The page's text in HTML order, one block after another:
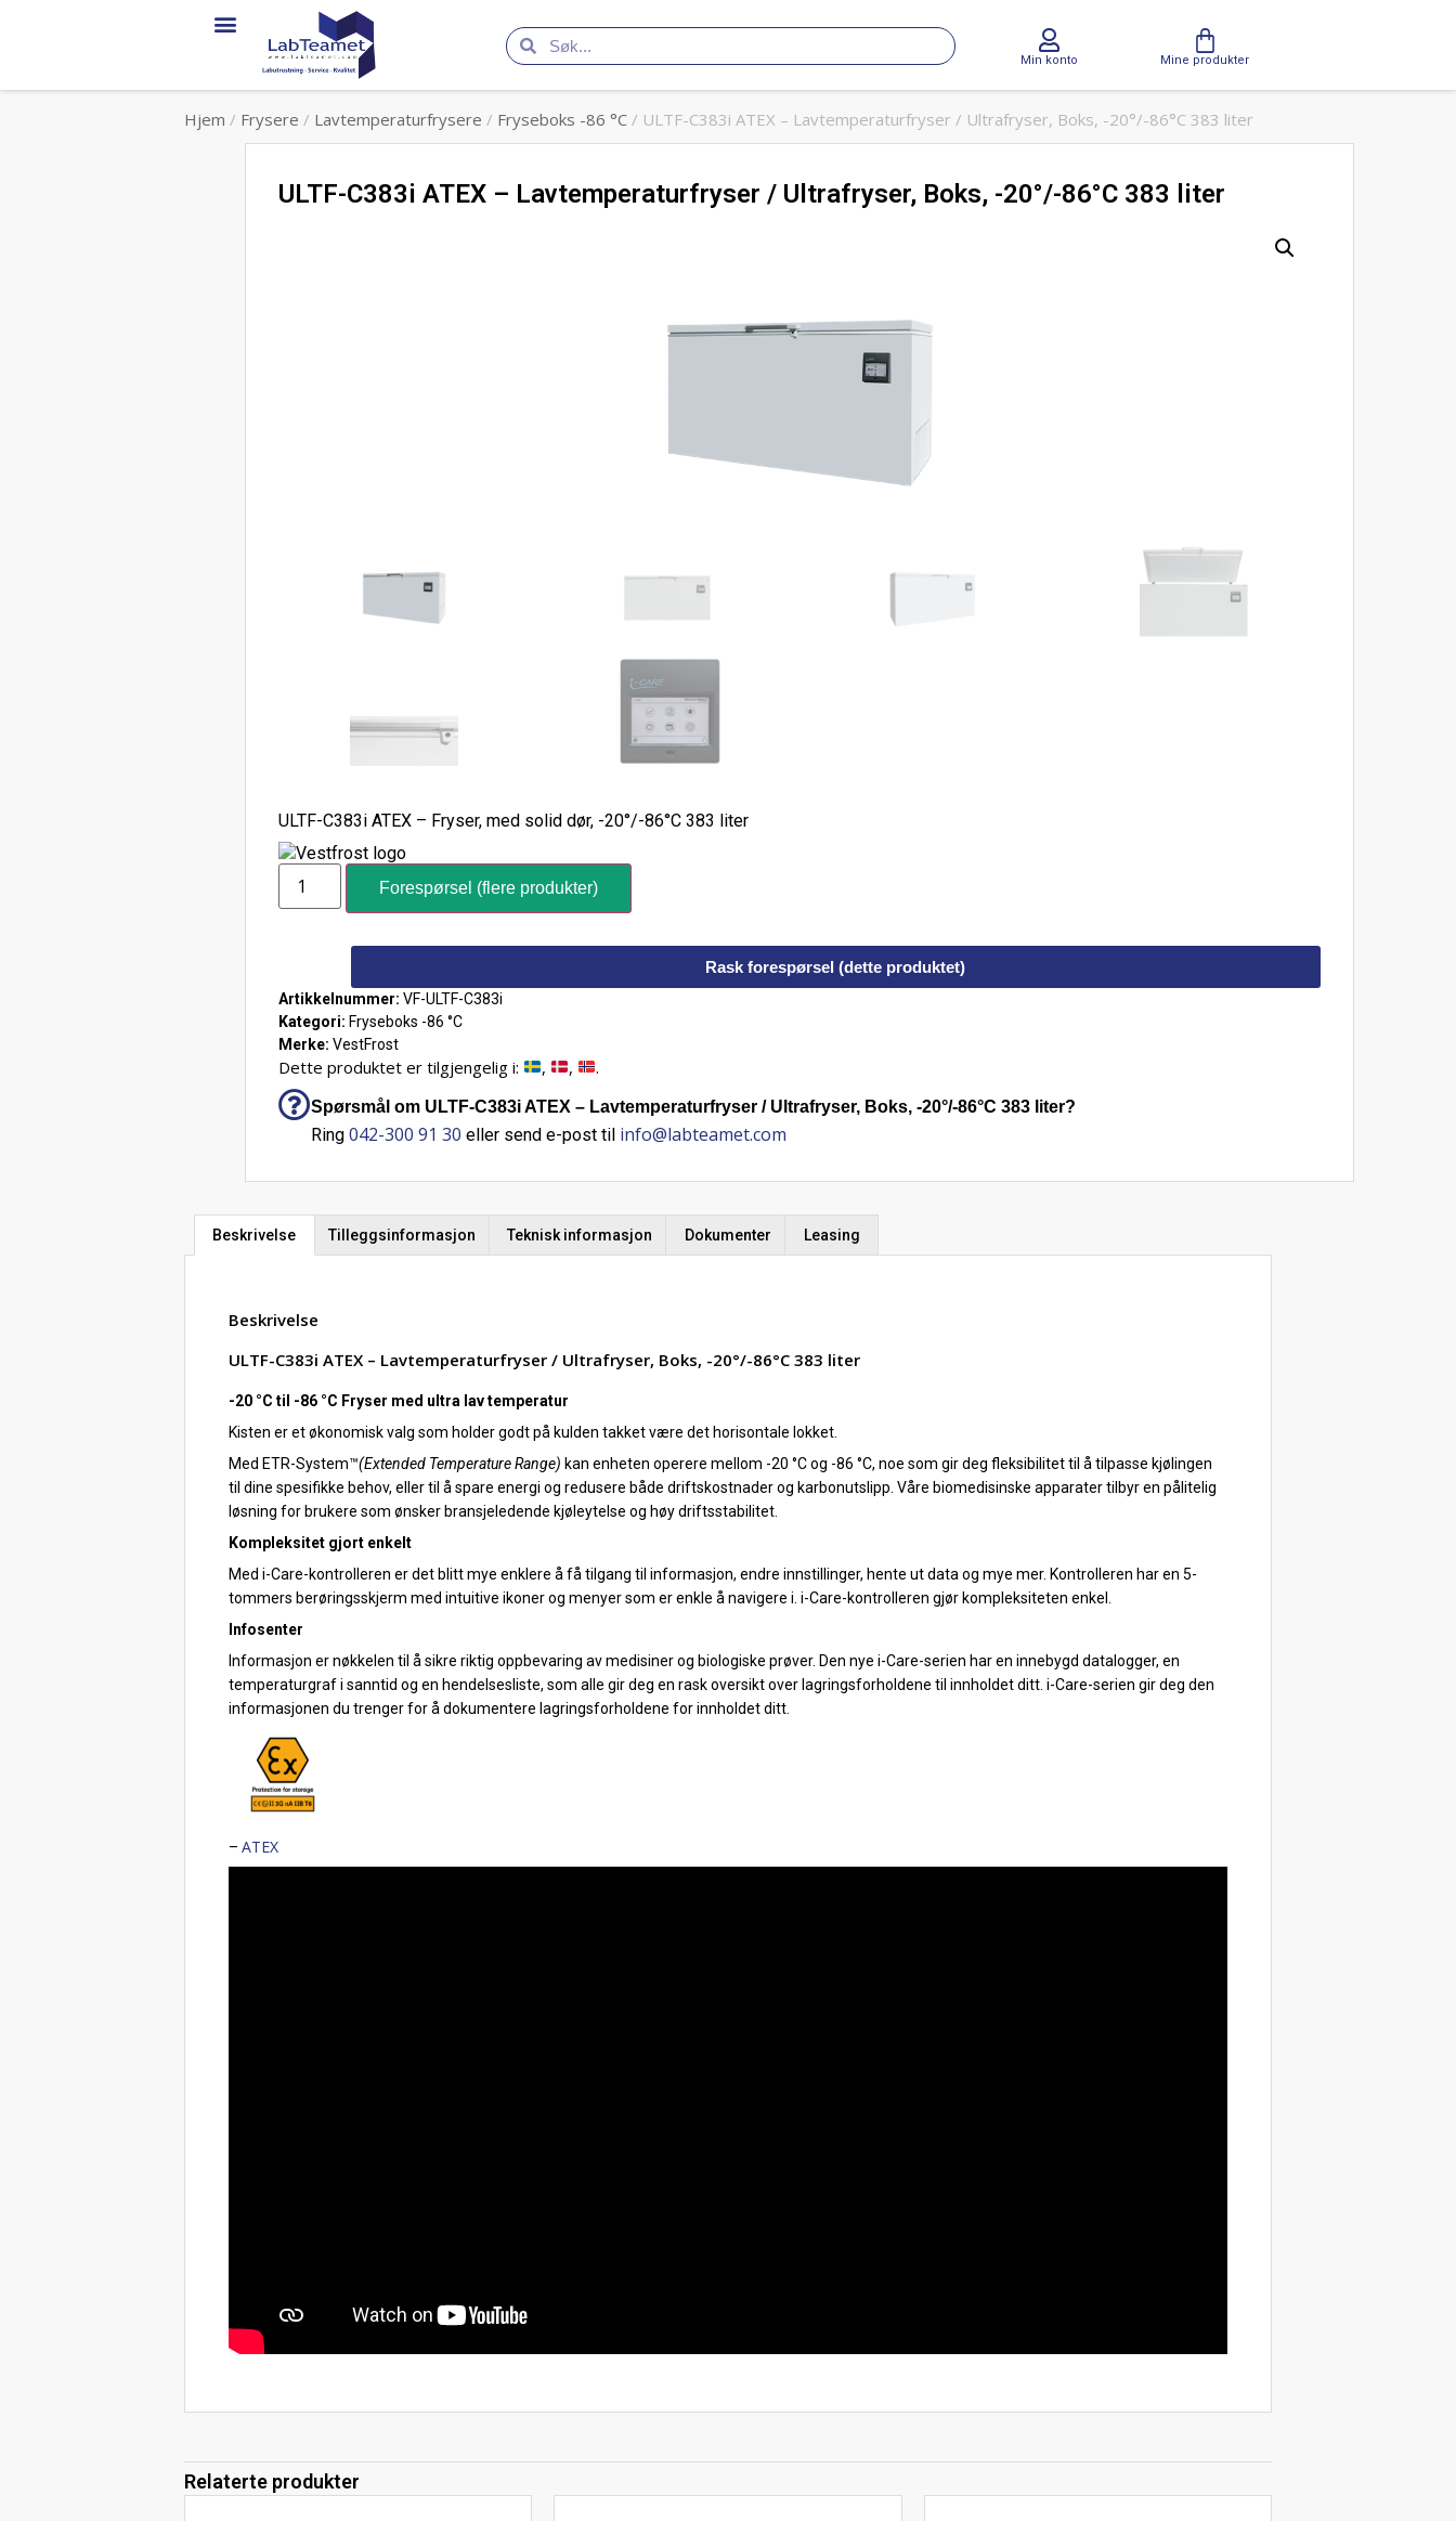
Min konto Mine produkter
Hjem / Frysere / Lavtemperaturfrysere / Fryseboks -86 °C / ULTF-C383i ATEX – Lavtemperaturfryser / Ultrafryser, Boks, -20°/-86°C 383 liter
ULTF-C383i ATEX – Lavtemperaturfryser / Ultrafryser, Boks, -20°/-86°C 383 liter
ULTF-C383i ATEX – Fryser, med solid dør, -20°/-86°C 383 liter
Forespørsel (flere produkter)
Rask forespørsel (dette produktet)
Artikkelnummer: VF-ULTF-C383i
Kategori: Fryseboks -86 °C
Merke: VestFrost
Dette produktet er tilgjengelig i: , , .
Spørsmål om ULTF-C383i ATEX – Lavtemperaturfryser / Ultrafryser, Boks, -20°/-86°C 383 liter?
Ring 042-300 91 30 eller send e-post til info@labteamet.com
Beskrivelse Tilleggsinformasjon Teknisk informasjon Dokumenter Leasing
Beskrivelse
ULTF-C383i ATEX – Lavtemperaturfryser / Ultrafryser, Boks, -20°/-86°C 383 liter
-20 °C til -86 °C Fryser med ultra lav temperatur
Kisten er et økonomisk valg som holder godt på kulden takket være det horisontale lokket.
Med ETR-System™(Extended Temperature Range) kan enheten operere mellom -20 °C og -86 °C, noe som gir deg fleksibilitet til å tilpasse kjølingen
til dine spesifikke behov, eller til å spare energi og redusere både driftskostnader og karbonutslipp. Våre biomedisinske apparater tilbyr en pålitelig
løsning for brukere som ønsker bransjeledende kjøleytelse og høy driftsstabilitet.
Kompleksitet gjort enkelt
Med i-Care-kontrolleren er det blitt mye enklere å få tilgang til informasjon, endre innstillinger, hente ut data og mye mer. Kontrolleren har en 5-
tommers berøringsskjerm med intuitive ikoner og menyer som er enkle å navigere i. i-Care-kontrolleren gjør kompleksiteten enkel.
Infosenter
Informasjon er nøkkelen til å sikre riktig oppbevaring av medisiner og biologiske prøver. Den nye i-Care-serien har en innebygd datalogger, en
temperaturgraf i sanntid og en hendelsesliste, som alle gir deg en rask oversikt over lagringsforholdene til innholdet ditt. i-Care-serien gir deg den
informasjonen du trenger for å dokumentere lagringsforholdene for innholdet ditt.
–ATEX
Relaterte produkter